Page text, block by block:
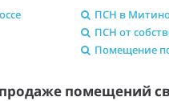
ПСН в
ПСН от
Помещение
помещений